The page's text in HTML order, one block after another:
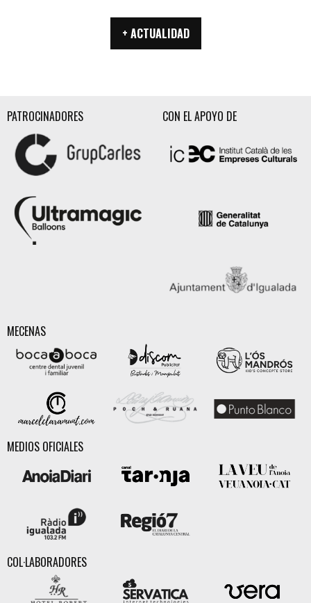
+ ACTUALIDAD
PATROCINADORES CON EL APOYO DE
MECENAS
MEDIOS OFICIALES
COL·LABORADORES